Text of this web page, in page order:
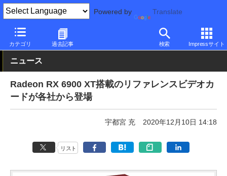
Powered by Translate
カテゴリ 過去記事 検索 Impressサイト
PC Watch 半導体/周辺機器
ニュース
Radeon RX 6900 XT搭載のリファレンスビデオカ
ードが各社から登場
宇都宮 充 2020年12月10日 14:18
リスト